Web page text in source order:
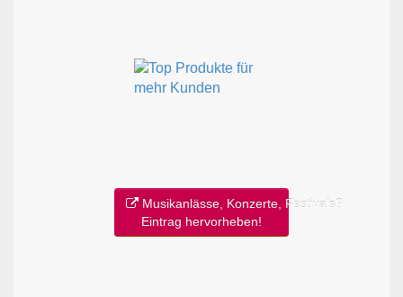
Musikanlässe, Konzerte, Festivals?
Eintrag hervorheben!